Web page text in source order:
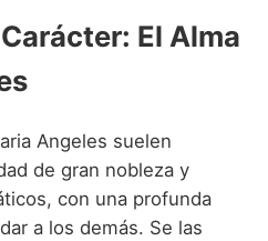
El Alma
Angeles suelen
de gran nobleza y
con una profunda
a los demás. Se las